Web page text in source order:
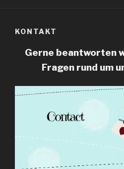
KONTAKT
Gerne beantworten
Fragen rund um